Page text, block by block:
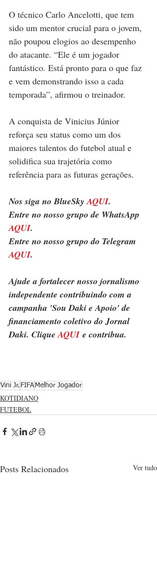
O técnico Carlo Ancelotti, que tem
sido um mentor crucial para o jovem,
não poupou elogios ao desempenho
do atacante. “Ele é um jogador
fantástico. Está pronto para o que faz
e vem demonstrando isso a cada
temporada”, afirmou o treinador.
A conquista de Vinicius Júnior
reforça seu status como um dos
maiores talentos do futebol atual e
solidifica sua trajetória como
referência para as futuras gerações.
Nos siga no BlueSky AQUI.
Entre no nosso grupo de WhatsApp
AQUI.
Entre no nosso grupo do Telegram
AQUI.
Ajude a fortalecer nosso jornalismo
independente contribuindo com a
campanha 'Sou Daki e Apoio' de
financiamento coletivo do Jornal
Daki. Clique AQUI e contribua.
Vini Jr. FIFA Melhor Jogador
KOTIDIANO
FUTEBOL
Posts Relacionados Ver tudo